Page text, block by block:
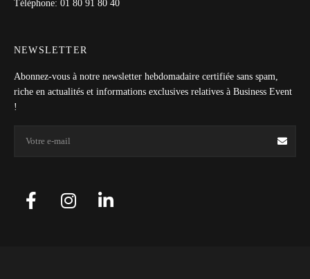
Téléphone: 01 80 91 80 40
NEWSLETTER
Abonnez-vous à notre newsletter hebdomadaire certifiée sans spam,
riche en actualités et informations exclusives relatives à Business Event
!